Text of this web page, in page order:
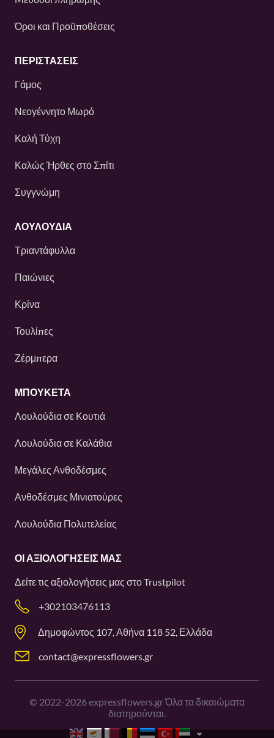
Όροι και Προϋποθέσεις
ΠΕΡΙΣΤΆΣΕΙΣ
Γάμος
Νεογέννητο Μωρό
Καλή Τύχη
Καλώς Ήρθες στο Σπίτι
Συγγνώμη
ΛΟΥΛΟΎΔΙΑ
Τριαντάφυλλα
Παιώνιες
Κρίνα
Τουλίπες
Ζέρμπερα
ΜΠΟΥΚΕΤΑ
Λουλούδια σε Κουτιά
Λουλούδια σε Καλάθια
Μεγάλες Ανθοδέσμες
Ανθοδέσμες Μινιατούρες
Λουλούδια Πολυτελείας
ΟΙ ΑΞΙΟΛΟΓΉΣΕΙΣ ΜΑΣ
Δείτε τις αξιολογήσεις μας στοTrustpilot
+302103476113
Δημοφώντος 107, Αθήνα 118 52, Ελλάδα
contact@expressflowers.gr
© 2022-2026expressflowers.gr Όλα τα δικαιώματα
διατηρούνται.